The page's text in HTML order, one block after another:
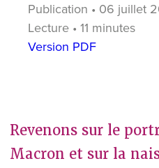
Publication • 06 juillet
Lecture • 11 minutes
Version PDF
Revenons sur le
Macron et sur la